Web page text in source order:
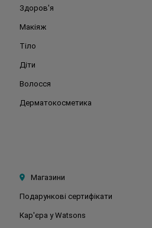
Здоров'я
Макіяж
Тіло
Діти
Волосся
Дерматокосметика
Магазини
Подарункові сертифікати
Кар'єра у Watsons